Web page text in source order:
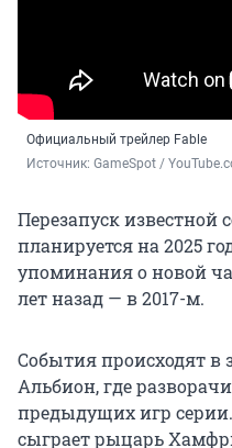
Официальный трейлер Fable
Источник: GameSpot /
Перезапуск известной
планируется на 2025
упоминания о новой
лет назад — в 2017-м.
События происходят
Альбион, где
предыдущих игр
сыграет рыцарь